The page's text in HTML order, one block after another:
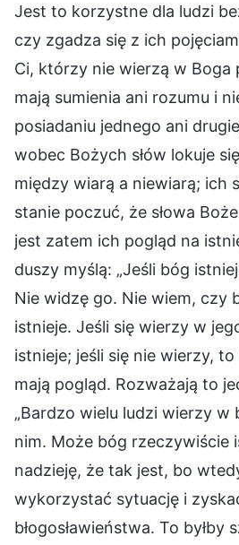
Jest to korzystne dla ludzi
czy zgadza się z ich
Ci, którzy nie wierzą w Boga
mają sumienia ani rozumu i
posiadaniu jednego ani
wobec Bożych słów lokuje
między wiarą a niewiarą; ich
stanie poczuć, że słowa
jest zatem ich pogląd na
duszy myślą: „Jeśli bóg
Nie widzę go. Nie wiem, czy
istnieje. Jeśli się wierzy w
istnieje; jeśli się nie wierzy, to
mają pogląd. Rozważają to
„Bardzo wielu ludzi wierzy w
nim. Może bóg rzeczywiście
nadzieję, że tak jest, bo
wykorzystać sytuację i
błogosławieństwa. To byłby